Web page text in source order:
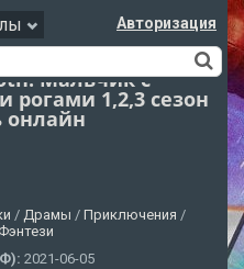
Авторизация
Мальчик с
рогами 1,2,3 сезон
онлайн
/ Драмы / Приключения /
2021-06-05